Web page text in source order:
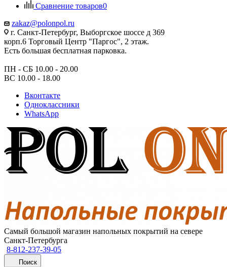
Сравнение товаров0
zakaz@polonpol.ru
г. Санкт-Петербург, Выборгское шоссе д 369
корп.6 Торговый Центр "Паргос", 2 этаж.
Есть большая бесплатная парковка.
ПН - СБ 10.00 - 20.00
ВС 10.00 - 18.00
Вконтакте
Одноклассники
WhatsApp
Самый большой магазин напольных покрытий на севере
Санкт-Петербурга
8-812-237-39-05
Поиск